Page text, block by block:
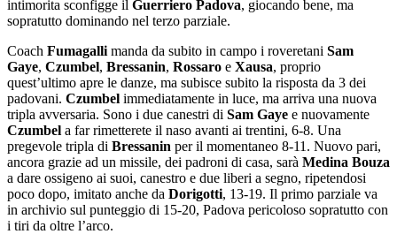
intimorita sconfigge il Guerriero Padova, giocando bene, ma
sopratutto dominando nel terzo parziale.
Coach Fumagalli manda da subito in campo i roveretani Sam
Gaye, Czumbel, Bressanin, Rossaro e Xausa, proprio
quest’ultimo apre le danze, ma subisce subito la risposta da 3 dei
padovani. Czumbel immediatamente in luce, ma arriva una nuova
tripla avversaria. Sono i due canestri di Sam Gaye e nuovamente
Czumbel a far rimetterete il naso avanti ai trentini, 6-8. Una
pregevole tripla di Bressanin per il momentaneo 8-11. Nuovo pari,
ancora grazie ad un missile, dei padroni di casa, sarà Medina Bouza
a dare ossigeno ai suoi, canestro e due liberi a segno, ripetendosi
poco dopo, imitato anche da Dorigotti, 13-19. Il primo parziale va
in archivio sul punteggio di 15-20, Padova pericoloso sopratutto con
i tiri da oltre l’arco.